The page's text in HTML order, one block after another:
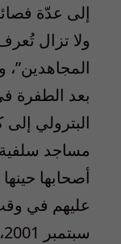
إلى عدّة
ولا تزال
بعد الطفرة
البترولي
مساجد
أصحابها